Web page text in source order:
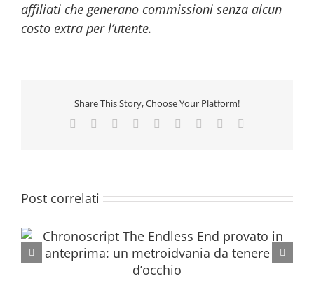
affiliati che generano commissioni senza alcun
costo extra per l’utente.
Share This Story, Choose Your Platform!
Facebook
TwitterReddit LinkedInWhatsApp
TumblrPinterest
Post correlati